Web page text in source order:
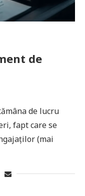
de
de lucru
fapt care se
(mai